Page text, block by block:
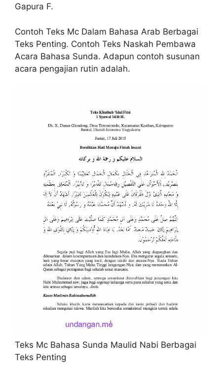
Gapura F.
Contoh Teks Mc Dalam Bahasa Arab Berbagai
Teks Penting. Contoh Teks Naskah Pembawa
Acara Bahasa Sunda. Adapun contoh susunan
acara pengajian rutin adalah.
Teks Mc Bahasa Sunda Maulid Nabi Berbagai
Teks Penting